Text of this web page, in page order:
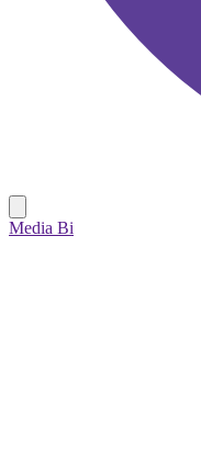
Media Bi